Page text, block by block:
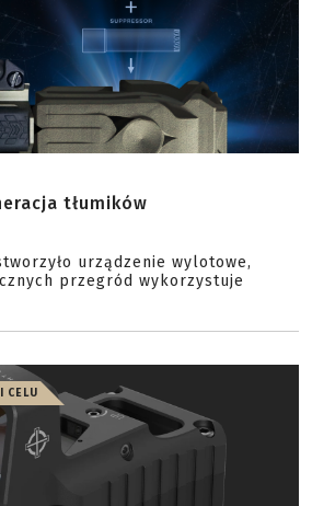
tłumików
urządzenie wylotowe,
przegród wykorzystuje
CELU